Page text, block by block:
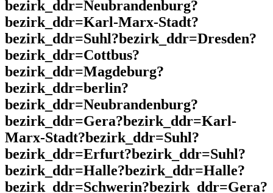
bezirk_ddr=Neubrandenburg?
bezirk_ddr=Karl-Marx-Stadt?
bezirk_ddr=Suhl?bezirk_ddr=Dresden?
bezirk_ddr=Cottbus?
bezirk_ddr=Magdeburg?
bezirk_ddr=berlin?
bezirk_ddr=Neubrandenburg?
bezirk_ddr=Gera?bezirk_ddr=Karl-
Marx-Stadt?bezirk_ddr=Suhl?
bezirk_ddr=Erfurt?bezirk_ddr=Suhl?
bezirk_ddr=Halle?bezirk_ddr=Halle?
bezirk_ddr=Schwerin?bezirk_ddr=Gera?